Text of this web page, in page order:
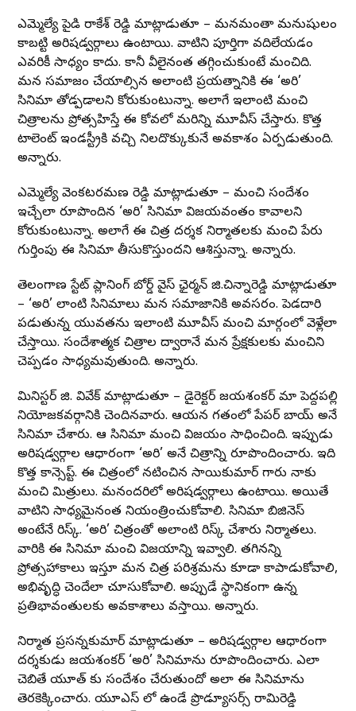
ఎమ్మెల్యే పైడి రాకేశ్ రెడ్డి మాట్లాడుతూ – మనమంతా మనుషులం
కాబట్టి అరిషడ్వర్గాలు ఉంటాయి. వాటిని పూర్తిగా వదిలేయడం
ఎవరికీ సాధ్యం కాదు. కానీ వీలైనంత తగ్గించుకుంటే మంచిది.
మన సమాజం చేయాల్సిన అలాంటి ప్రయత్నానికి ఈ ‘అరి’
సినిమా తోడ్పడాలని కోరుకుంటున్నా. అలాగే ఇలాంటి మంచి
చిత్రాలను ప్రోత్సహిస్తే ఈ కోవలో మరిన్ని మూవీస్ చేస్తారు. కొత్త
టాలెంట్ ఇండస్ట్రీకి వచ్చి నిలదొక్కుకునే అవకాశం ఏర్పడుతుంది.
అన్నారు.
ఎమ్మెల్యే వెంకటరమణ రెడ్డి మాట్లాడుతూ – మంచి సందేశం
ఇచ్చేలా రూపొందిన ‘అరి’ సినిమా విజయవంతం కావాలని
కోరుకుంటున్నా. అలాగే ఈ చిత్ర దర్శక నిర్మాతలకు మంచి పేరు
గుర్తింపు ఈ సినిమా తీసుకొస్తుందని ఆశిస్తున్నా. అన్నారు.
తెలంగాణ స్టేట్ ప్లానింగ్ బోర్డ్ వైస్ ఛైర్మన్ జి.చిన్నారెడ్డి మాట్లాడుతూ
– ‘అరి’ లాంటి సినిమాలు మన సమాజానికి అవసరం. పెడదారి
పడుతున్న యువతను ఇలాంటి మూవీస్ మంచి మార్గంలో వెళ్లేలా
చేస్తాయి. సందేశాత్మక చిత్రాల ద్వారానే మన ప్రేక్షకులకు మంచిని
చెప్పడం సాధ్యమవుతుంది. అన్నారు.
మినిస్టర్ జి. వివేక్ మాట్లాడుతూ – డైరెక్టర్ జయశంకర్ మా పెద్దపల్లి
నియోజకవర్గానికి చెందినవారు. ఆయన గతంలో పేపర్ బాయ్ అనే
సినిమా చేశారు. ఆ సినిమా మంచి విజయం సాధించింది. ఇప్పుడు
అరిషడ్వర్గాల ఆధారంగా ‘అరి’ అనే చిత్రాన్ని రూపొందించారు. ఇది
కొత్త కాన్సెప్ట్. ఈ చిత్రంలో నటించిన సాయికుమార్ గారు నాకు
మంచి మిత్రులు. మనందరిలో అరిషడ్వర్గాలు ఉంటాయి. అయితే
వాటిని సాధ్యమైనంత నియంత్రించుకోవాలి. సినిమా బిజినెస్
అంటేనే రిస్క్. ‘అరి’ చిత్రంతో అలాంటి రిస్క్ చేశారు నిర్మాతలు.
వారికి ఈ సినిమా మంచి విజయాన్ని ఇవ్వాలి. తగినన్ని
ప్రోత్సహాకాలు ఇస్తూ మన చిత్ర పరిశ్రమను కూడా కాపాడుకోవాలి,
అభివృద్ధి చెందేలా చూసుకోవాలి. అప్పుడే స్థానికంగా ఉన్న
ప్రతిభావంతులకు అవకాశాలు వస్తాయి. అన్నారు.
నిర్మాత ప్రసన్నకుమార్ మాట్లాడుతూ – అరిషడ్వర్గాల ఆధారంగా
దర్శకుడు జయశంకర్ ‘అరి’ సినిమాను రూపొందించారు. ఎలా
చెబితే యూత్ కు సందేశం చేరుతుందో అలా ఈ సినిమాను
తెరకెక్కించారు. యూఎస్ లో ఉండే ప్రొడ్యూసర్స్ రామిరెడ్డి